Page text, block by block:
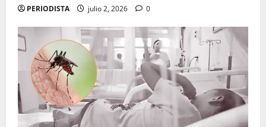
PERIODISTA julio 2, 2026 0